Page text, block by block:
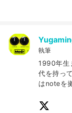
執筆
1990年生
代を持っ
はnoteを